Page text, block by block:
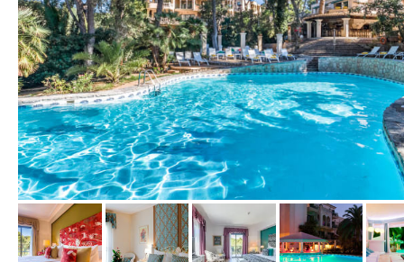
vom Hotelier, Juli 2016